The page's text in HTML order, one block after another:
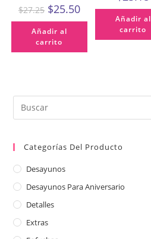
$27.25 $25.50
Añadir al
carrito
Añadir al
carrito
Categorías Del Producto
Desayunos
Desayunos Para Aniversario
Detalles
Extras